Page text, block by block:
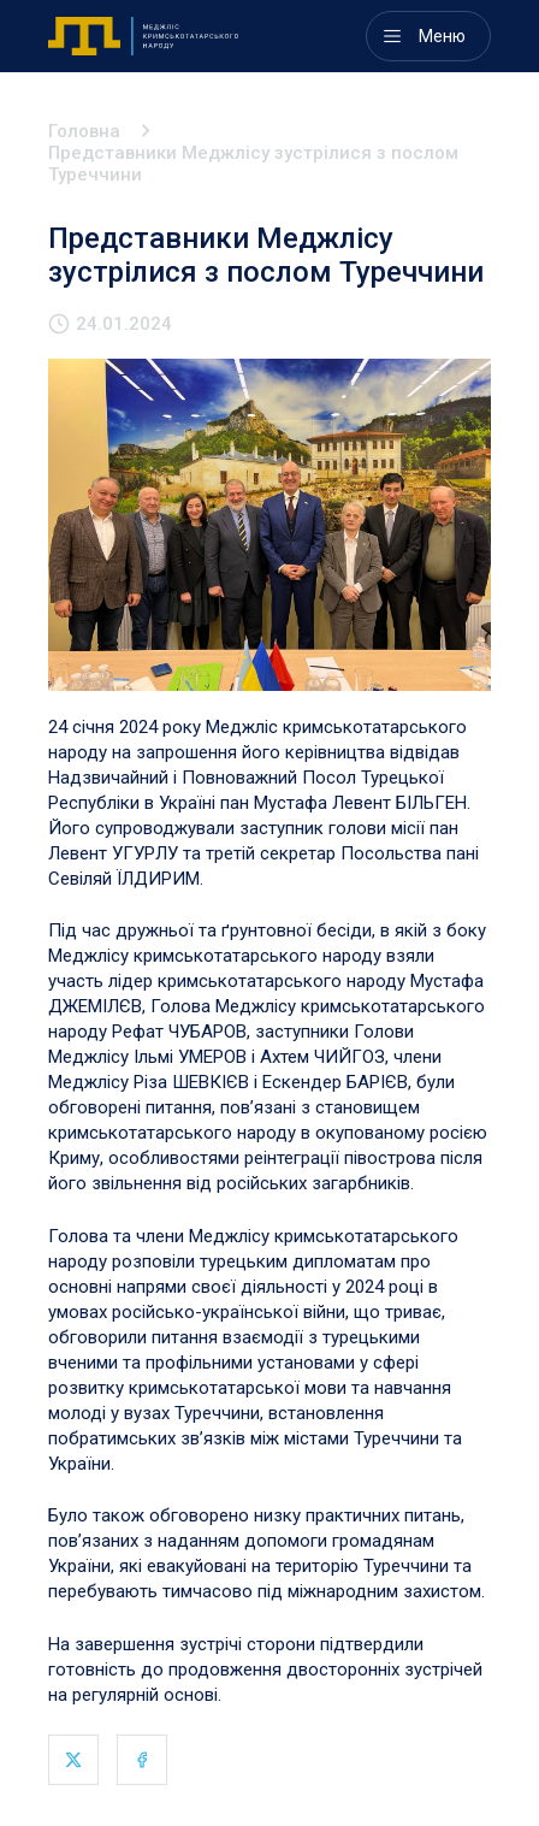
Меню
Головна
Представники Меджлісу зустрілися з послом
Туреччини
Представники Меджлісу
зустрілися з послом Туреччини
24.01.2024
24 січня 2024 року Меджліс кримськотатарського
народу на запрошення його керівництва відвідав
Надзвичайний і Повноважний Посол Турецької
Республіки в Україні пан Мустафа Левент БІЛЬГЕН.
Його супроводжували заступник голови місії пан
Левент УГУРЛУ та третій секретар Посольства пані
Севіляй ЇЛДИРИМ.
Під час дружньої та ґрунтовної бесіди, в якій з боку
Меджлісу кримськотатарського народу взяли
участь лідер кримськотатарського народу Мустафа
ДЖЕМІЛЄВ, Голова Меджлісу кримськотатарського
народу Рефат ЧУБАРОВ, заступники Голови
Меджлісу Ільмі УМЕРОВ і Ахтем ЧИЙГОЗ, члени
Меджлісу Різа ШЕВКІЄВ і Ескендер БАРІЄВ, були
обговорені питання, пов’язані з становищем
кримськотатарського народу в окупованому росією
Криму, особливостями реінтеграції півострова після
його звільнення від російських загарбників.
Голова та члени Меджлісу кримськотатарського
народу розповіли турецьким дипломатам про
основні напрями своєї діяльності у 2024 році в
умовах російсько-української війни, що триває,
обговорили питання взаємодії з турецькими
вченими та профільними установами у сфері
розвитку кримськотатарської мови та навчання
молоді у вузах Туреччини, встановлення
побратимських зв’язків між містами Туреччини та
України.
Було також обговорено низку практичних питань,
пов’язаних з наданням допомоги громадянам
України, які евакуйовані на територію Туреччини та
перебувають тимчасово під міжнародним захистом.
На завершення зустрічі сторони підтвердили
готовність до продовження двосторонніх зустрічей
на регулярній основі.